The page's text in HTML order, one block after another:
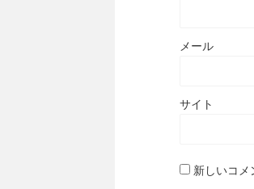
メール
サイト
新しいコメ